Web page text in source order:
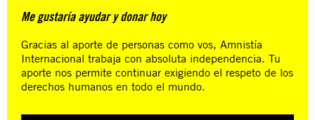
Me gustaría ayudar y donar hoy
Gracias al aporte de personas como vos, Amnistía
Internacional trabaja con absoluta independencia. Tu
aporte nos permite continuar exigiendo el respeto de los
derechos humanos en todo el mundo.